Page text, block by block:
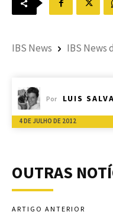
IBS News IBS News
Por LUIS
4 DE JULHO DE 2012
OUTRAS
ARTIGO ANTERIOR